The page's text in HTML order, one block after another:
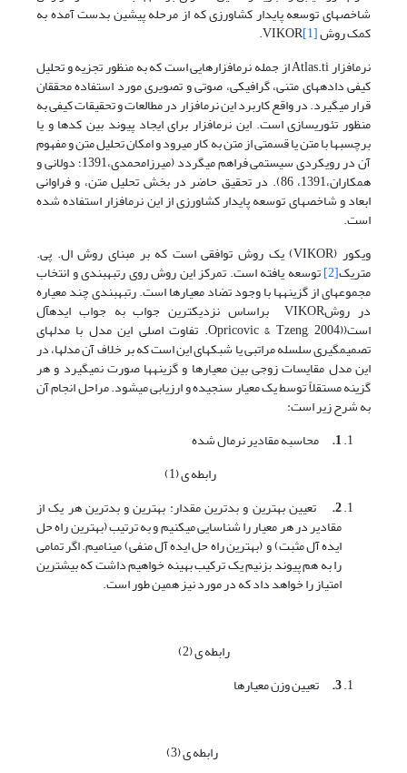
شاخص­های توسعه پایدار کشاورزی که از مرحله پیشین بدست آمده به
کمک روش VIKOR[1]
.
نرم­افزار Atlas.ti از جمله نرم­افزارهایی است که به منظور تجزیه و تحلیل
کیفی داده­های متنی، گرافیکی، صوتی و تصویری مورد استفاده محققان
قرار می­گیرد. در واقع کاربرد این نرم­افزار در مطالعات و تحقیقات کیفی به
منظور تئوری­سازی است. این نرم­افزار برای ایجاد پیوند بین کدها و یا
برچسب­ها با متن یا قسمتی از متن به کار می­رود و امکان تحلیل متن و مفهوم
آن در رویکردی سیستمی فراهم می­گردد (میرزامحمدی،1391؛ دولانی و
همکاران،1391، 86). در تحقیق حاضر در بخش تحلیل متن، و فراوانی
ابعاد و شاخص­های توسعه پایدار کشاورزی از این نرم­افزار استفاده شده
است.
ویکور (VIKOR) یک روش توافقی است که بر مبنای روش ال. پی.
متریک[2] توسعه یافته است. تمرکز این روش روی رتبه­بندی و انتخاب
مجموعه­ای از گزینه­ها با وجود تضاد معیارها است. رتبه­بندی چند معیاره
در روشVIKOR براساس نزدیک­ترین جواب به جواب ایده­آل
است((Opricovic & Tzeng, 2004. تفاوت اصلی این مدل با مدل­های
تصمیم­گیری سلسله مراتبی یا شبکه­ای این است که بر خلاف آن مدل­ها، در
این مدل مقایسات زوجی بین معیارها و گزینه­ها صورت نمی­گیرد و هر
گزینه مستقلاً توسط یک معیار سنجیده و ارزیابی می­شود. مراحل انجام آن
به شرح زیر است:
1.
محاسبه مقادیر نرمال شده
رابطه ی (1)
2.
تعیین بهترین و بدترین مقدار: بهترین و بدترین هر یک از
مقادیر در هر معیار را شناسایی می­کنیم و به ترتیب (بهترین راه حل
ایده آل مثبت) و (بهترین راه حل ایده آل منفی) می­نامیم. اگر تمامی
را به هم پیوند بزنیم یک ترکیب بهینه خواهیم داشت که بیشترین
امتیاز را خواهد داد که در مورد نیز همین طور است.
رابطه ی (2)
3.
تعیین وزن معیارها
رابطه ی (3)